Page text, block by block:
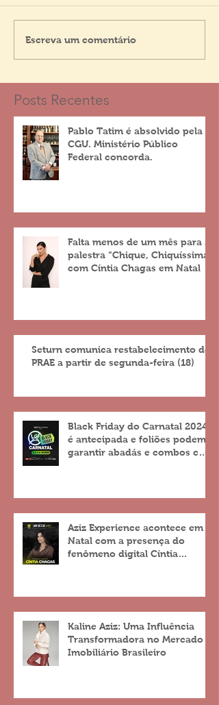
Escreva um comentário
Posts Recentes
Pablo Tatim é absolvido pela
CGU. Ministério Público
Federal concorda.
Falta menos de um mês para a
palestra “Chique, Chiquíssima”
com Cíntia Chagas em Natal
Seturn comunica restabelecimento do
PRAE a partir de segunda-feira (18)
Black Friday do Carnatal 2024
é antecipada e foliões podem
garantir abadás e combos com
Aziz Experience acontece em
Natal com a presença do
fenômeno digital Cíntia
Kaline Aziz: Uma Influência
Transformadora no Mercado
Imobiliário Brasileiro